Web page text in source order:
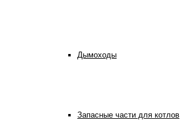
Дымоходы
Запасные части для котлов